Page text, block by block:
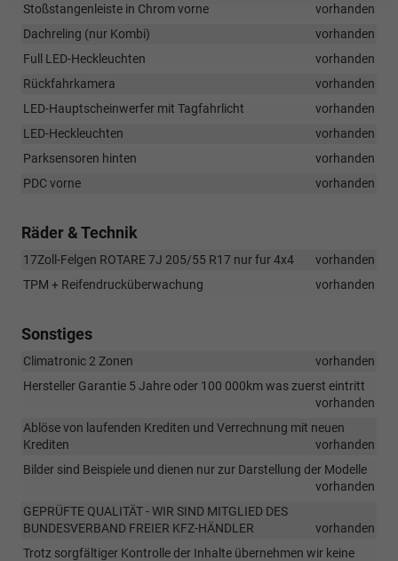
Stoßstangenleiste in Chrom vorne
vorhanden
Dachreling (nur Kombi)
vorhanden
Full LED-Heckleuchten
vorhanden
Rückfahrkamera
vorhanden
LED-Hauptscheinwerfer mit Tagfahrlicht
vorhanden
LED-Heckleuchten
vorhanden
Parksensoren hinten
vorhanden
PDC vorne
vorhanden
Räder & Technik
17Zoll-Felgen ROTARE 7J 205/55 R17 nur fur 4x4
vorhanden
TPM + Reifendrucküberwachung
vorhanden
Sonstiges
Climatronic 2 Zonen
vorhanden
Hersteller Garantie 5 Jahre oder 100 000km was zuerst eintritt
vorhanden
Ablöse von laufenden Krediten und Verrechnung mit neuen
Krediten
vorhanden
Bilder sind Beispiele und dienen nur zur Darstellung der Modelle
vorhanden
GEPRÜFTE QUALITÄT - WIR SIND MITGLIED DES
BUNDESVERBAND FREIER KFZ-HÄNDLER
vorhanden
Trotz sorgfältiger Kontrolle der Inhalte übernehmen wir keine